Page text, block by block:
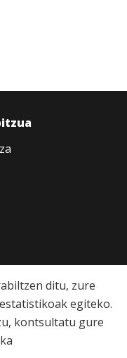
ditu, zure
egiteko.
kontsultatu gure